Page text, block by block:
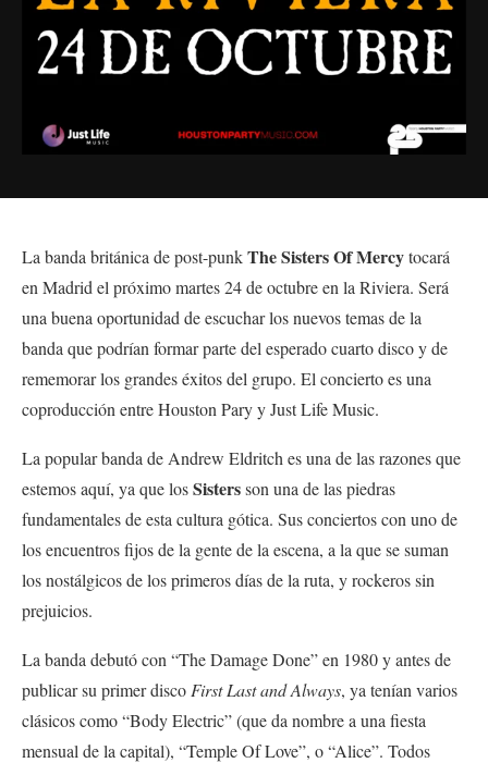
La banda británica de post-punkThe Sisters Of Mercytocará
en Madrid el próximo martes 24 de octubre en la Riviera. Será
una buena oportunidad de escuchar los nuevos temas de la
banda que podrían formar parte del esperado cuarto disco y de
rememorar los grandes éxitos del grupo. El concierto es una
coproducción entre Houston Pary y Just Life Music.
La popular banda de Andrew Eldritch es una de las razones que
estemos aquí, ya que losSistersson una de las piedras
fundamentales de esta cultura gótica. Sus conciertos con uno de
los encuentros fijos de la gente de la escena, a la que se suman
los nostálgicos de los primeros días de la ruta, y rockeros sin
prejuicios.
La banda debutó con “The Damage Done” en 1980 y antes de
publicar su primer disco First Last and Always, ya tenían varios
clásicos como “Body Electric” (que da nombre a una fiesta
mensual de la capital), “Temple Of Love”, o “Alice”. Todos